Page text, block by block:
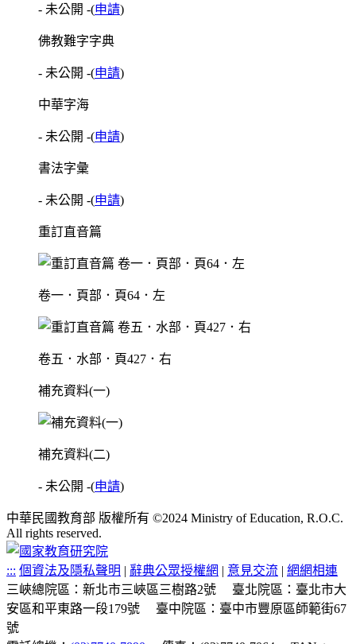
- 未公開 -(申請)
佛教難字字典
- 未公開 -(申請)
中華字海
- 未公開 -(申請)
書法字彙
- 未公開 -(申請)
重訂直音篇
卷一．頁部．頁64．左
卷五．水部．頁427．右
補充資料(一)
補充資料(二)
- 未公開 -(申請)
中華民國教育部 版權所有 ©2024 Ministry of Education, R.O.C.
All rights reserved.
::: 個資法及隱私聲明 | 辭典公眾授權網 | 意見交流 | 網網相連
三峽總院區：新北市三峽區三樹路2號
臺北院區：臺北市大
安區和平東路一段179號
臺中院區：臺中市豐原區師範街67
號